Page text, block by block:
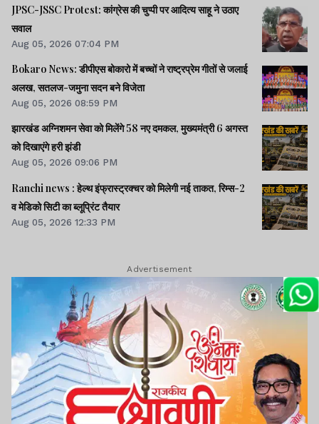
JPSC-JSSC Protest: कांग्रेस की चुप्पी पर आदित्य साहू ने उठाए
सवाल
Aug 05, 2026 07:04 PM
Bokaro News: डीपीएस बोकारो में बच्चों ने राष्ट्रप्रेम गीतों से जलाई
अलख, सतलज-जमुना सदन बने विजेता
Aug 05, 2026 08:59 PM
झारखंड अग्निशमन सेवा को मिलेंगे 58 नए दमकल, मुख्यमंत्री 6 अगस्त
को दिखाएंगे हरी झंडी
Aug 05, 2026 09:06 PM
Ranchi news : हेल्थ इंफ्रास्ट्रक्चर को मिलेगी नई ताकत, रिम्स-2
व मेडिको सिटी का ब्लूप्रिंट तैयार
Aug 05, 2026 12:33 PM
Advertisement